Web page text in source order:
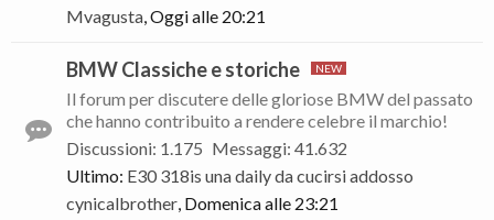
Mvagusta,Oggi alle 20:21
BMW Classiche e storiche
Il forum per discutere delle gloriose BMW del passato
che hanno contribuito a rendere celebre il marchio!
Discussioni: 1.175 Messaggi: 41.632
Ultimo: E30 318is una daily da cucirsi addosso
cynicalbrother, Domenica alle 23:21